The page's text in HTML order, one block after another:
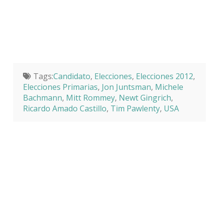
Tags:Candidato, Elecciones, Elecciones 2012,
Elecciones Primarias, Jon Juntsman, Michele
Bachmann, Mitt Rommey, Newt Gingrich,
Ricardo Amado Castillo, Tim Pawlenty, USA